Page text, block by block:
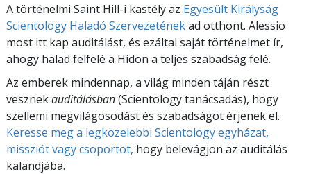
A történelmi Saint Hill-i kastély az Egyesült Királyság
Scientology Haladó Szervezeténekad otthont. Alessio
most itt kap auditálást, és ezáltal saját történelmet ír,
ahogy halad felfelé a Hídon a teljes szabadság felé.
Az emberek mindennap, a világ minden táján részt
vesznekauditálásban(Scientology tanácsadás), hogy
szellemi megvilágosodást és szabadságot érjenek el.
Keresse meg a legközelebbi Scientology egyházat,
missziót vagy csoportot, hogy belevágjon az auditálás
kalandjába.